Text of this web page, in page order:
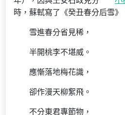
時，蘇軾寫了《癸丑春分后雪》
雪進春分省見稀，
半開桃李不堪威。
應慚落地梅花識，
卻作漫天柳絮飛。
不分東君專節物，